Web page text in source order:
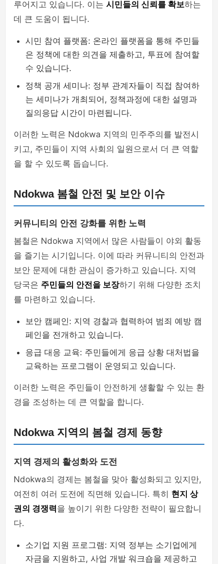
루어지고 있습니다. 이는 시민들의 신뢰를 확보하는
데 큰 도움이 됩니다.
시민 참여 플랫폼: 온라인 플랫폼을 통해 주민들
은 정책에 대한 의견을 제출하고, 투표에 참여할
수 있습니다.
정책 공개 세미나: 정부 관계자들이 직접 참여하
는 세미나가 개최되어, 정책과정에 대한 설명과
질의응답 시간이 마련됩니다.
이러한 노력은 Ndokwa 지역의 민주주의를 발전시
키고, 주민들이 지역 사회의 일원으로서 더 큰 역할
을 할 수 있도록 돕습니다.
Ndokwa 봄철 안전 및 보안 이슈
커뮤니티의 안전 강화를 위한 노력
봄철은 Ndokwa 지역에서 많은 사람들이 야외 활동
을 즐기는 시기입니다. 이에 따라 커뮤니티의 안전과
보안 문제에 대한 관심이 증가하고 있습니다. 지역
당국은 주민들의 안전을 보장하기 위해 다양한 조치
를 마련하고 있습니다.
보안 캠페인: 지역 경찰과 협력하여 범죄 예방 캠
페인을 전개하고 있습니다.
응급 대응 교육: 주민들에게 응급 상황 대처법을
교육하는 프로그램이 운영되고 있습니다.
이러한 노력은 주민들이 안전하게 생활할 수 있는 환
경을 조성하는 데 큰 역할을 합니다.
Ndokwa 지역의 봄철 경제 동향
지역 경제의 활성화와 도전
Ndokwa의 경제는 봄철을 맞아 활성화되고 있지만,
여전히 여러 도전에 직면해 있습니다. 특히 현지 상
권의 경쟁력을 높이기 위한 다양한 전략이 필요합니
다.
소기업 지원 프로그램: 지역 정부는 소기업에게
자금을 지원하고, 사업 개발 워크숍을 제공하고